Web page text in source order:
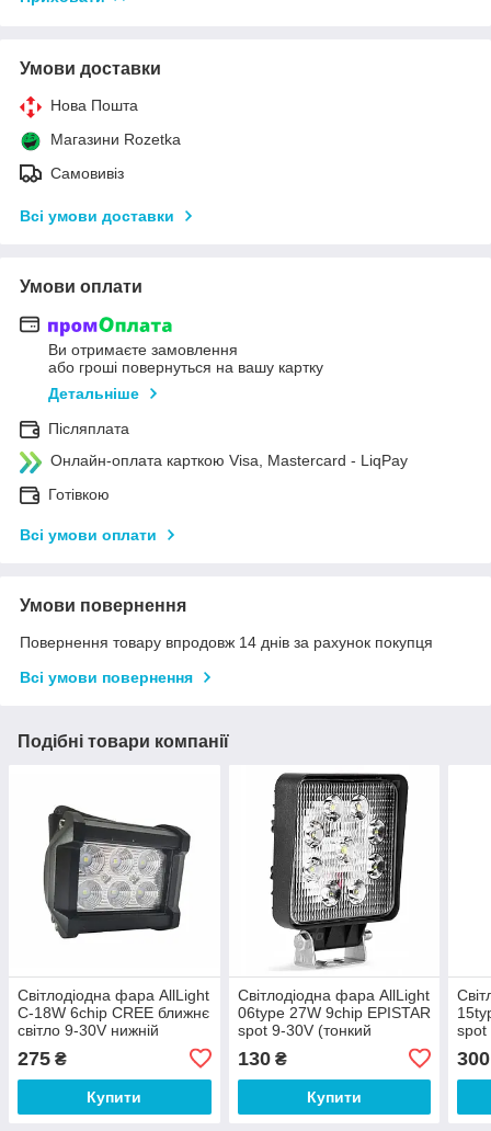
Умови доставки
Нова Пошта
Магазини Rozetka
Самовивіз
Всі умови доставки
Умови оплати
Ви отримаєте замовлення
або гроші повернуться на вашу картку
Детальніше
Післяплата
Онлайн-оплата карткою Visa, Mastercard - LiqPay
Готівкою
Всі умови оплати
Умови повернення
Повернення товару впродовж 14 днів за рахунок покупця
Всі умови повернення
Подібні товари компанії
Світлодіодна фара AllLight
C-18W 6chip CREE ближнє
світло 9-30V нижній
275 ₴
Купити
Світлодіодна фара AllLight
06type 27W 9chip EPISTAR
spot 9-30V (тонкий
130₴
Купити
spot
300